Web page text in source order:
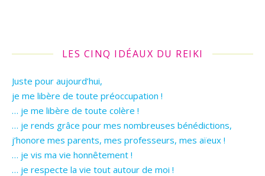
LES CINQ IDÉAUX DU REIKI
Juste pour aujourd’hui,
je me libère de toute préoccupation !
… je me libère de toute colère !
… je rends grâce pour mes nombreuses bénédictions,
j’honore mes parents, mes professeurs, mes aïeux !
… je vis ma vie honnêtement !
… je respecte la vie tout autour de moi !